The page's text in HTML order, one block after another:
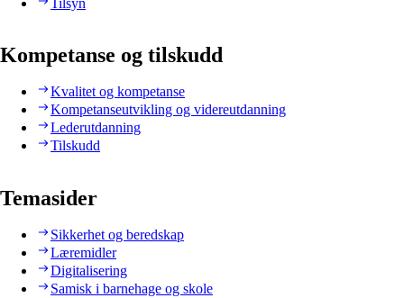
Kompetanse og tilskudd
Kvalitet og kompetanse
Kompetanseutvikling og videreutdanning
Lederutdanning
Tilskudd
Temasider
Sikkerhet og beredskap
Læremidler
Digitalisering
Samisk i barnehage og skole